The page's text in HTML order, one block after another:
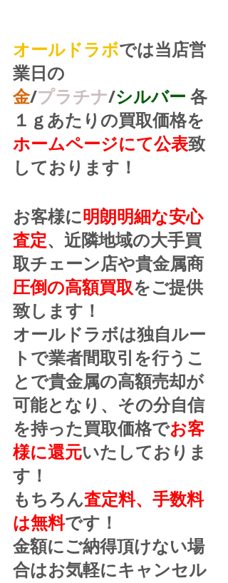
オールドラボでは当店営
業日の
金/プラチナ/シルバー 各
１ｇあたりの買取価格を
ホームページにて公表致
しております！
お客様に明朗明細な安心
査定、近隣地域の大手買
取チェーン店や貴金属商
圧倒の高額買取をご提供
致します！
オールドラボは独自ルー
トで業者間取引を行うこ
とで貴金属の高額売却が
可能となり、その分自信
を持った買取価格でお客
様に還元いたしておりま
す！
もちろん査定料、手数料
は無料です！
金額にご納得頂けない場
合はお気軽にキャンセル